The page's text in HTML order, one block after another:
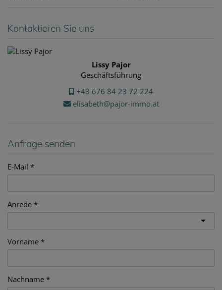
Kontaktieren Sie uns
Lissy Pajor
Geschäftsführung
+43 676 84 23 72 224
elisabeth@pajor-immo.at
Anfrage senden
E-Mail
Anrede
Vorname
Nachname